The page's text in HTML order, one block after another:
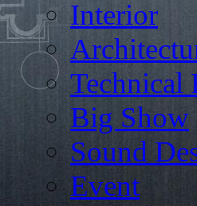
Interior
Technical
Big Show
Sound
Event